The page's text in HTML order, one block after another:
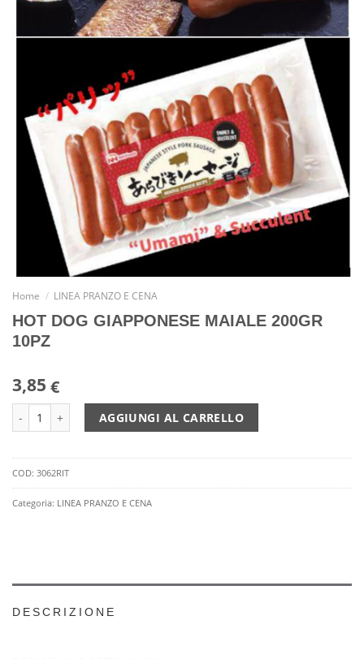
Home / LINEA PRANZO E CENA
HOT DOG GIAPPONESE MAIALE 200GR
10PZ
3,85 €
HOT DOG GIAPPONESE MAIALE 200GR 10PZ quantità
AGGIUNGI AL CARRELLO
COD: 3062RIT
Categoria: LINEA PRANZO E CENA
DESCRIZIONE